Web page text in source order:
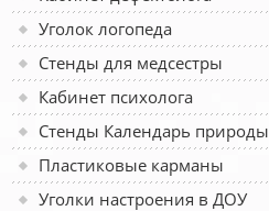
Уголок логопеда
Стенды для медсестры
Кабинет психолога
Стенды Календарь природы
Пластиковые карманы
Уголки настроения в ДОУ